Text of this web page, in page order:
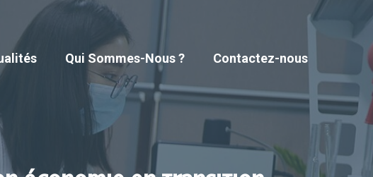
Qui Sommes-Nous ? Contactez-nous